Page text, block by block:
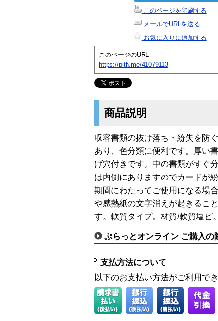
このページを印刷する
メールでURLを送る
お気に入りに追加する
このページのURL
https://plth.me/41079113
商品説明
収容書類の抜け落ち・紛失を防
あり、色分類に便利です。厚い
げ穴付きです。中の書類がすぐ
は内側にありますのでカードが
期間にわたってご使用になる場
や感熱紙の文字消えが起きるこ
す。軟質タイプ。材質/軟質塩ビ
ぷらっとオンライン ご購入の
支払方法について
以下のお支払い方法がご利用で